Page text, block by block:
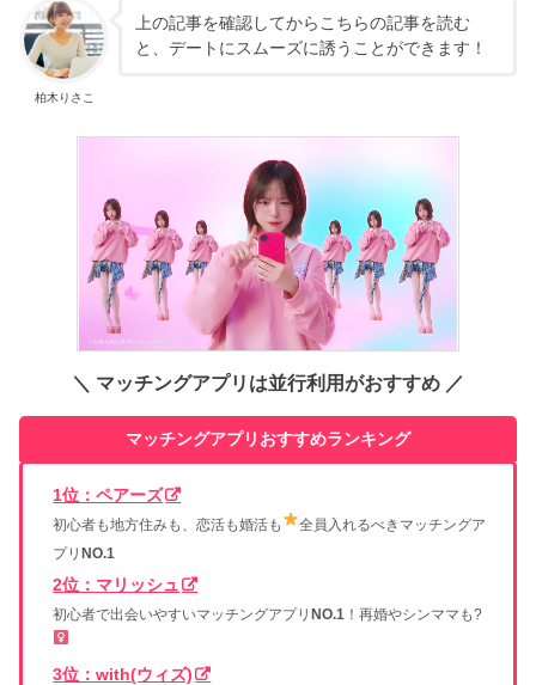
柏木りさこ
上の記事を確認してからこちらの記事を読む
と、デートにスムーズに誘うことができます！
＼ マッチングアプリは並行利用がおすすめ ／
マッチングアプリおすすめランキング
1位：ペアーズ
初心者も地方住みも、恋活も婚活も
全員入れるべきマッチングア
プリNO.1
2位：マリッシュ
初心者で出会いやすいマッチングアプリNO.1 ！再婚やシンママも?‍
3位：with(ウィズ)